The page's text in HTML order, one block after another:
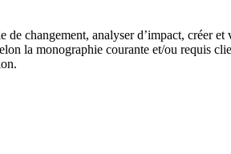
changement, analyser d’impact, créer et
la monographie courante et/ou requis